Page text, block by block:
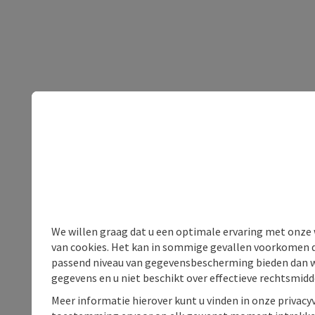
We willen graag dat u een optimale ervaring met
van cookies. Het kan in sommige gevallen voorkomen
passend niveau van gegevensbescherming bieden
gegevens en u niet beschikt over effectieve
Meer informatie hierover kunt u vinden in onze